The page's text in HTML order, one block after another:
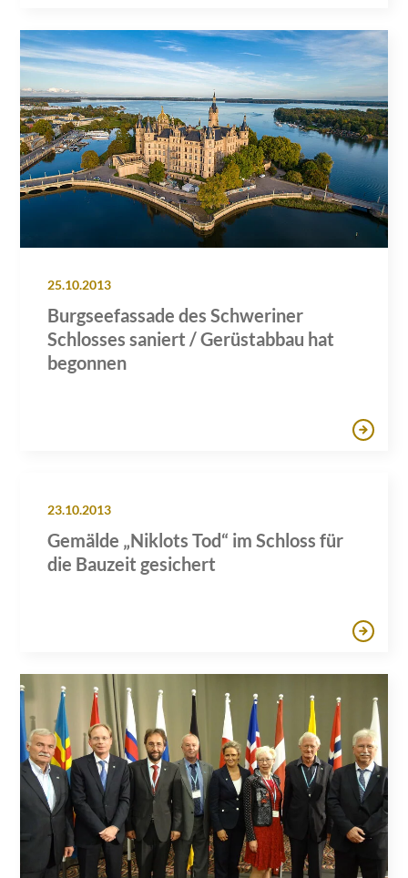
25.10.2013
Burgseefassade des Schweriner
Schlosses saniert / Gerüstabbau hat
begonnen
23.10.2013
Gemälde „Niklots Tod“ im Schloss für
die Bauzeit gesichert